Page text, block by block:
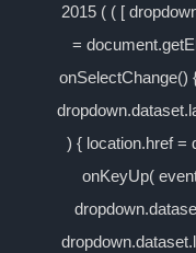
2015 ( ( [
=
onSelectChange()
) { location.href =
onKeyUp(